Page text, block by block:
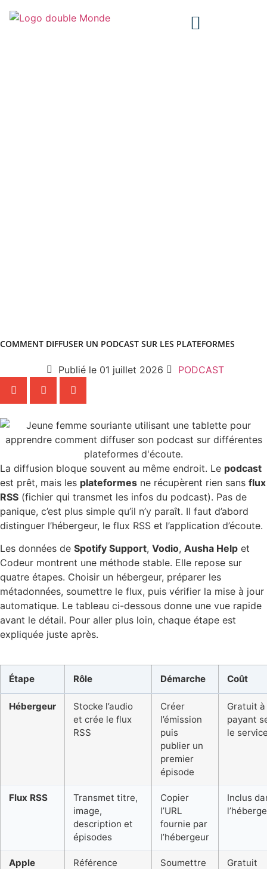
COMMENT DIFFUSER UN PODCAST SUR LES PLATEFORMES
Publié le 01 juillet 2026 PODCAST
La diffusion bloque souvent au même endroit. Le podcast
est prêt, mais les plateformes ne récupèrent rien sans flux
RSS (fichier qui transmet les infos du podcast). Pas de
panique, c’est plus simple qu’il n’y paraît. Il faut d’abord
distinguer l’hébergeur, le flux RSS et l’application d’écoute.
Les données de Spotify Support, Vodio, Ausha Help et
Codeur montrent une méthode stable. Elle repose sur
quatre étapes. Choisir un hébergeur, préparer les
métadonnées, soumettre le flux, puis vérifier la mise à jour
automatique. Le tableau ci-dessous donne une vue rapide
avant le détail. Pour aller plus loin, chaque étape est
expliquée juste après.
Étape Rôle Démarche Coût
Hébergeur
Stocke l’audio
et crée le flux
RSS
Créer
l’émission
puis
publier un
premier
épisode
Gratuit à
payant
le
Flux RSS
Transmet titre,
image,
description et
épisodes
Copier
l’URL
fournie par
l’hébergeur
Inclus
Apple
Référence
Soumettre
Gratuit